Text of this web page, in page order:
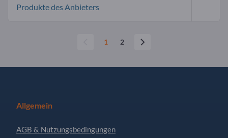
Produkte des Anbieters
1 2
Allgemein
AGB & Nutzungsbedingungen